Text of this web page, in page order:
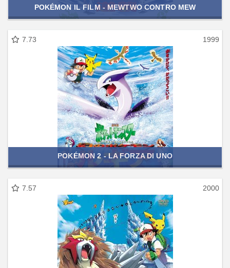
POKÉMON IL FILM - MEWTWO CONTRO MEW
7.73 1999
POKÉMON 2 - LA FORZA DI UNO
7.57 2000